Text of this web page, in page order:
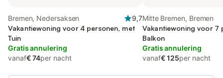
Bremen, Nedersaksen
9,7
Vakantiewoning voor 4 personen, met
Tuin
Gratis annulering
vanaf€ 74per nacht
Mitte Bremen, Bremen
Vakantiewoning voor 7
Balkon
Gratis annulering
vanaf€ 125per nacht